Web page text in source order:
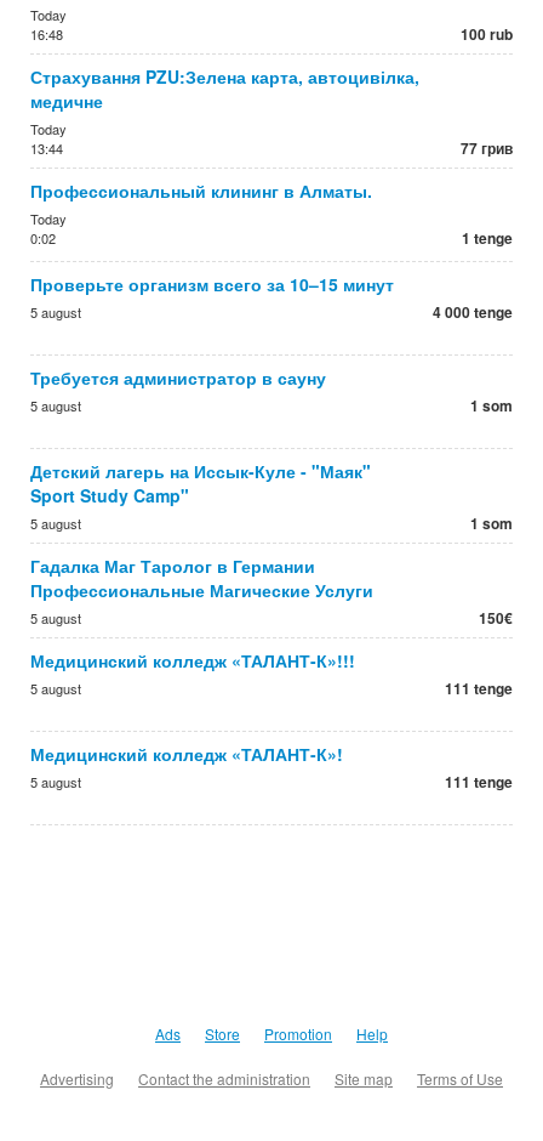
Today
16:48
100 rub
Страхування PZU:Зелена карта, автоцивілка,
медичне
Today
13:44
77 грив
Профессиональный клининг в Алматы.
Today
0:02
1 tenge
Проверьте организм всего за 10–15 минут
5 august 4 000 tenge
Требуется администратор в сауну
5 august 1 som
Детский лагерь на Иссык-Куле - "Маяк"
Sport Study Camp"
5 august 1 som
Гадалка Маг Таролог в Германии
Профессиональные Магические Услуги
5 august 150€
Медицинский колледж «ТАЛАНТ-К»!!!
5 august 111 tenge
Медицинский колледж «ТАЛАНТ-К»!
5 august 111 tenge
Ads Store Promotion Help
Advertising Contact the administration Site map Terms of Use